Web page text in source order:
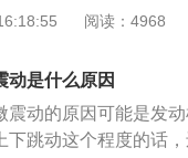
更换刹车盘、刹车片
上的力转变为转矩后
操作灵活，很好地隔
阅读：4968
动是什么原因
震动的原因可能是发
下跳动这个程度的话